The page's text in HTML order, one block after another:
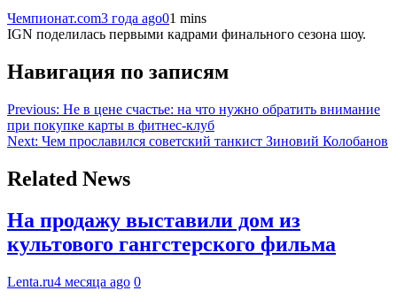
Чемпионат.com3 года ago01 mins
IGN поделилась первыми кадрами финального сезона шоу.
Навигация по записям
Previous: Не в цене счастье: на что нужно обратить внимание
при покупке карты в фитнес-клуб
Next: Чем прославился советский танкист Зиновий Колобанов
Related News
На продажу выставили дом из
культового гангстерского фильма
Lenta.ru4 месяца ago 0